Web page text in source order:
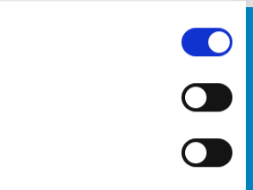
Naše ďalšie projekty